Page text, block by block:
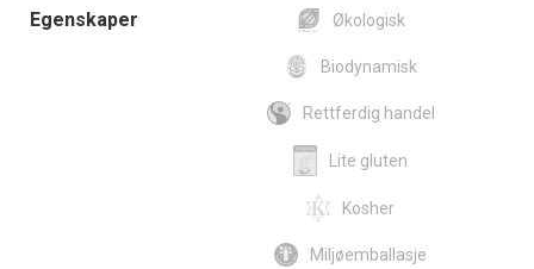
Egenskaper Økologisk
Biodynamisk
Rettferdig handel
Lite gluten
Kosher
Miljøemballasje